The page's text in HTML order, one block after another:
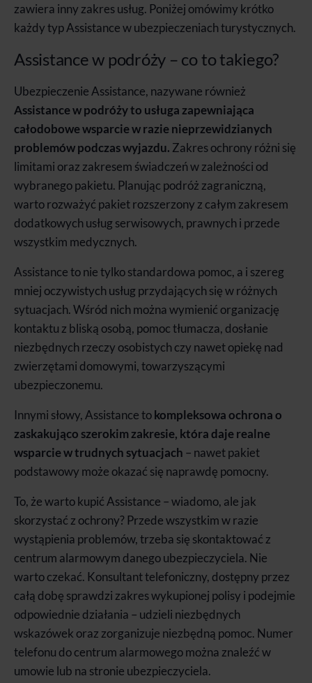
zawiera inny zakres usług. Poniżej omówimy krótko
każdy typ Assistance w ubezpieczeniach turystycznych.
Assistance w podróży – co to takiego?
Ubezpieczenie Assistance, nazywane również
Assistance w podróży to usługa zapewniająca
całodobowe wsparcie w razie nieprzewidzianych
problemów podczas wyjazdu. Zakres ochrony różni się
limitami oraz zakresem świadczeń w zależności od
wybranego pakietu. Planując podróż zagraniczną,
warto rozważyć pakiet rozszerzony z całym zakresem
dodatkowych usług serwisowych, prawnych i przede
wszystkim medycznych.
Assistance to nie tylko standardowa pomoc, a i szereg
mniej oczywistych usług przydających się w różnych
sytuacjach. Wśród nich można wymienić organizację
kontaktu z bliską osobą, pomoc tłumacza, dosłanie
niezbędnych rzeczy osobistych czy nawet opiekę nad
zwierzętami domowymi, towarzyszącymi
ubezpieczonemu.
Innymi słowy, Assistance tokompleksowa ochrona o
zaskakująco szerokim zakresie, która daje realne
wsparcie w trudnych sytuacjach – nawet pakiet
podstawowy może okazać się naprawdę pomocny.
To, że warto kupić Assistance – wiadomo, ale jak
skorzystać z ochrony? Przede wszystkim w razie
wystąpienia problemów, trzeba się skontaktować z
centrum alarmowym danego ubezpieczyciela. Nie
warto czekać. Konsultant telefoniczny, dostępny przez
całą dobę sprawdzi zakres wykupionej polisy i podejmie
odpowiednie działania – udzieli niezbędnych
wskazówek oraz zorganizuje niezbędną pomoc. Numer
telefonu do centrum alarmowego można znaleźć w
umowie lub na stronie ubezpieczyciela.